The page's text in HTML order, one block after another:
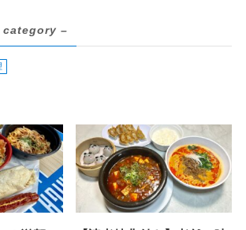
category –